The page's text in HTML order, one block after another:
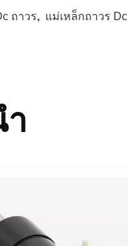
ถาวร, แม่เหล็กถาวร Dc